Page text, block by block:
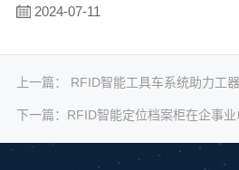
2024-07-11
上一篇： RFID智能工具车系统助力工
下一篇： RFID智能定位档案柜在企事